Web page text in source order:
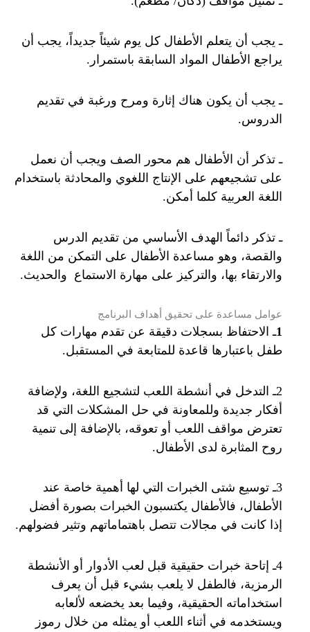
ـ يجب أن يتعلم الأطفال كل يوم شيئاً جديداً، يجب أن
يراجع الأطفال المواد السابقة باستمرار.
ـ يجب أن يكون هناك إثارة ومرح ورغبة في تقديم
الدروس.
ـ تذكر أن الأطفال هم محور الصف ويجب أن نعمل
على تشجيعهم على الإنتاج اللغوي والمحادثة باستخدام
اللغة العربية كلما أمكن.
ـ تذكر دائماً الهدف الأساسي من تقديم الدرس
والقصة، وهو مساعدة الأطفال على التمكن من اللغة
والارتقاء بها، والتركيز على مهارة الاستماع والحديث.
عوامل مساعدة على تحقيق أهداف البرنامج
1ـ الاحتفاظ بسجلات دقيقة عن تقدم مهارات كل
طفل باعتبارها قاعدة للمتابعة في المستقبل.
2ـ التدخل في أنشطة اللعب لتشجيع اللغة، ولإضافة
أفكار جديدة وللمعاونة في حل المشكلات التي قد
تعترض مواقف اللعب أو تعوقه، بالإضافة إلى تنمية
روح المثابرة لدى الأطفال.
3ـ توسيع شتى الخبرات التي لها أهمية خاصة عند
الأطفال، فالأطفال يكتسبون الخبرات بصورة أفضل
إذا كانت في مجالات تتصل باهتماماتهم وتثير فضولهم.
4ـ إتاحة خبرات حقيقية قبل لعب الأدوار أو الأنشطة
الرمزية، فالطفل لا يلعب بشيء قبل أن يعرف
استخداماته الحقيقية، وفيما بعد يخضعه لألعابه
ويستخدمه في أثناء اللعب أو يمثله من خلال رموز